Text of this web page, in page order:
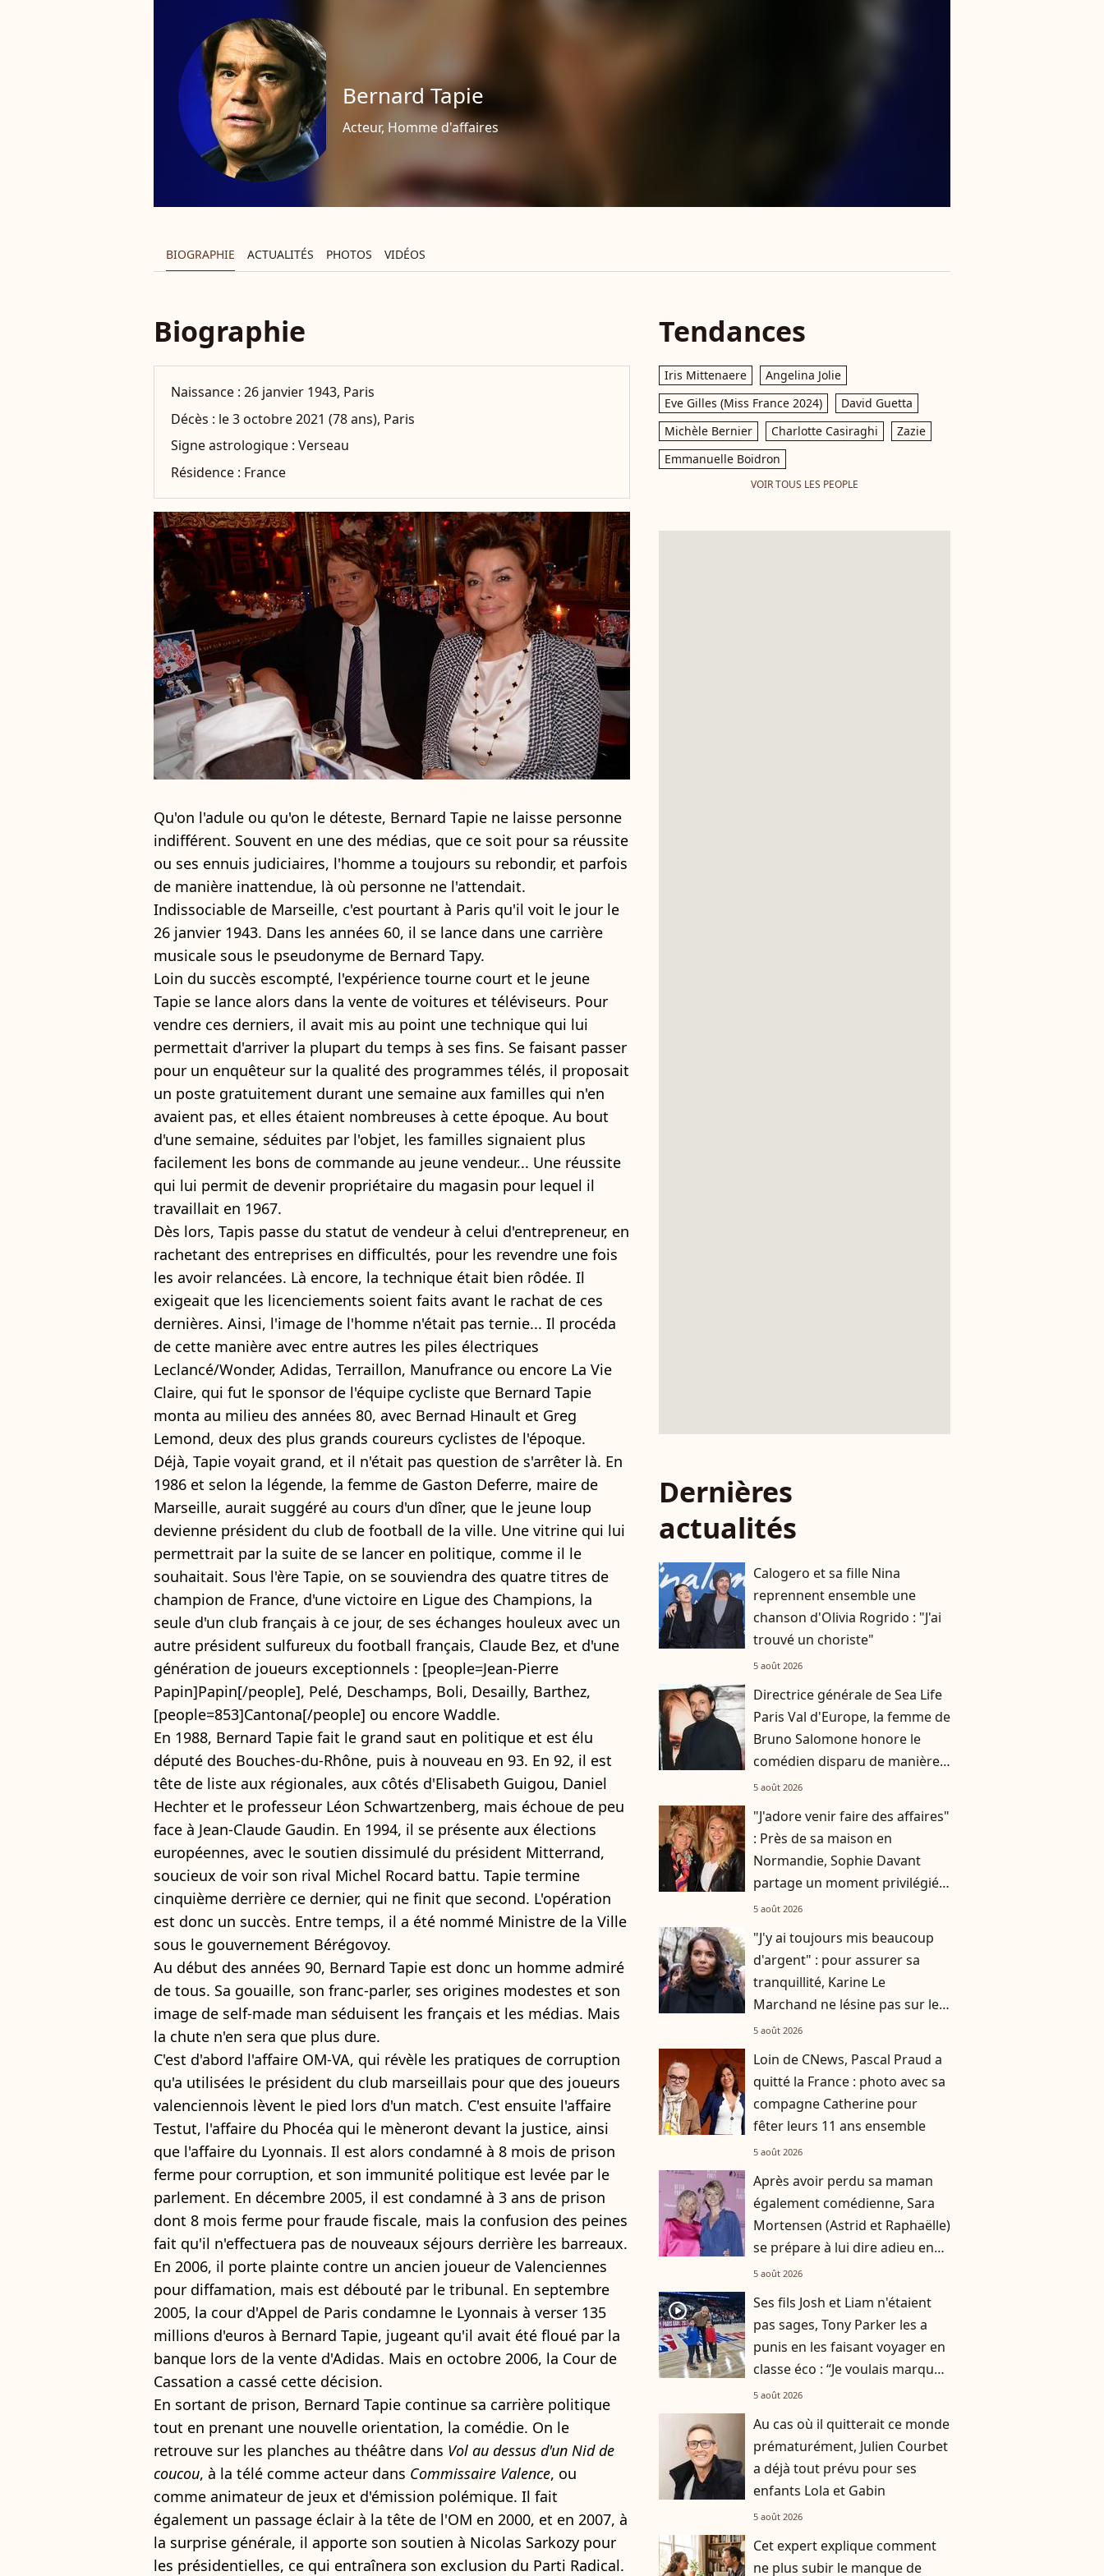
Bernard Tapie
Acteur, Homme d'affaires
BIOGRAPHIE ACTUALITÉS PHOTOS VIDÉOS
Biographie
Naissance :26 janvier 1943, Paris
Décès : le 3 octobre 2021 (78 ans), Paris
Signe astrologique :Verseau
Résidence : France
Qu'on l'adule ou qu'on le déteste, Bernard Tapie ne laisse personne
indifférent. Souvent en une des médias, que ce soit pour sa réussite
ou ses ennuis judiciaires, l'homme a toujours su rebondir, et parfois
de manière inattendue, là où personne ne l'attendait.
Indissociable de Marseille, c'est pourtant à Paris qu'il voit le jour le
26 janvier 1943. Dans les années 60, il se lance dans une carrière
musicale sous le pseudonyme de Bernard Tapy.
Loin du succès escompté, l'expérience tourne court et le jeune
Tapie se lance alors dans la vente de voitures et téléviseurs. Pour
vendre ces derniers, il avait mis au point une technique qui lui
permettait d'arriver la plupart du temps à ses fins. Se faisant passer
pour un enquêteur sur la qualité des programmes télés, il proposait
un poste gratuitement durant une semaine aux familles qui n'en
avaient pas, et elles étaient nombreuses à cette époque. Au bout
d'une semaine, séduites par l'objet, les familles signaient plus
facilement les bons de commande au jeune vendeur... Une réussite
qui lui permit de devenir propriétaire du magasin pour lequel il
travaillait en 1967.
Dès lors, Tapis passe du statut de vendeur à celui d'entrepreneur, en
rachetant des entreprises en difficultés, pour les revendre une fois
les avoir relancées. Là encore, la technique était bien rôdée. Il
exigeait que les licenciements soient faits avant le rachat de ces
dernières. Ainsi, l'image de l'homme n'était pas ternie... Il procéda
de cette manière avec entre autres les piles électriques
Leclancé/Wonder, Adidas, Terraillon, Manufrance ou encore La Vie
Claire, qui fut le sponsor de l'équipe cycliste que Bernard Tapie
monta au milieu des années 80, avec Bernad Hinault et Greg
Lemond, deux des plus grands coureurs cyclistes de l'époque.
Déjà, Tapie voyait grand, et il n'était pas question de s'arrêter là. En
1986 et selon la légende, la femme de Gaston Deferre, maire de
Marseille, aurait suggéré au cours d'un dîner, que le jeune loup
devienne président du club de football de la ville. Une vitrine qui lui
permettrait par la suite de se lancer en politique, comme il le
souhaitait. Sous l'ère Tapie, on se souviendra des quatre titres de
champion de France, d'une victoire en Ligue des Champions, la
seule d'un club français à ce jour, de ses échanges houleux avec un
autre président sulfureux du football français, Claude Bez, et d'une
génération de joueurs exceptionnels : [people=Jean-Pierre
Papin]Papin[/people], Pelé, Deschamps, Boli, Desailly, Barthez,
[people=853]Cantona[/people] ou encore Waddle.
En 1988, Bernard Tapie fait le grand saut en politique et est élu
député des Bouches-du-Rhône, puis à nouveau en 93. En 92, il est
tête de liste aux régionales, aux côtés d'Elisabeth Guigou, Daniel
Hechter et le professeur Léon Schwartzenberg, mais échoue de peu
face à Jean-Claude Gaudin. En 1994, il se présente aux élections
européennes, avec le soutien dissimulé du président Mitterrand,
soucieux de voir son rival Michel Rocard battu. Tapie termine
cinquième derrière ce dernier, qui ne finit que second. L'opération
est donc un succès. Entre temps, il a été nommé Ministre de la Ville
sous le gouvernement Bérégovoy.
Au début des années 90, Bernard Tapie est donc un homme admiré
de tous. Sa gouaille, son franc-parler, ses origines modestes et son
image de self-made man séduisent les français et les médias. Mais
la chute n'en sera que plus dure.
C'est d'abord l'affaire OM-VA, qui révèle les pratiques de corruption
qu'a utilisées le président du club marseillais pour que des joueurs
valenciennois lèvent le pied lors d'un match. C'est ensuite l'affaire
Testut, l'affaire du Phocéa qui le mèneront devant la justice, ainsi
que l'affaire du Lyonnais. Il est alors condamné à 8 mois de prison
ferme pour corruption, et son immunité politique est levée par le
parlement. En décembre 2005, il est condamné à 3 ans de prison
dont 8 mois ferme pour fraude fiscale, mais la confusion des peines
fait qu'il n'effectuera pas de nouveaux séjours derrière les barreaux.
En 2006, il porte plainte contre un ancien joueur de Valenciennes
pour diffamation, mais est débouté par le tribunal. En septembre
2005, la cour d'Appel de Paris condamne le Lyonnais à verser 135
millions d'euros à Bernard Tapie, jugeant qu'il avait été floué par la
banque lors de la vente d'Adidas. Mais en octobre 2006, la Cour de
Cassation a cassé cette décision.
En sortant de prison, Bernard Tapie continue sa carrière politique
tout en prenant une nouvelle orientation, la comédie. On le
retrouve sur les planches au théâtre dans Vol au dessus d'un Nid de
coucou, à la télé comme acteur dans Commissaire Valence, ou
comme animateur de jeux et d'émission polémique. Il fait
également un passage éclair à la tête de l'OM en 2000, et en 2007, à
la surprise générale, il apporte son soutien à Nicolas Sarkozy pour
les présidentielles, ce qui entraînera son exclusion du Parti Radical.
Tendances
Iris Mittenaere
Angelina Jolie
Eve Gilles (Miss France 2024)
David Guetta
Michèle Bernier
Charlotte Casiraghi
Zazie
Emmanuelle Boidron
VOIR TOUS LES PEOPLE
Dernières
actualités
Calogero et sa fille Nina
reprennent ensemble une
chanson d'Olivia Rogrido : "J'ai
trouvé un choriste"
5 août 2026
Directrice générale de Sea Life
Paris Val d'Europe, la femme de
Bruno Salomone honore le
comédien disparu de manière
originale
5 août 2026
"J'adore venir faire des affaires"
: Près de sa maison en
Normandie, Sophie Davant
partage un moment privilégié
avec sa fille Valentine au
5 août 2026
"J'y ai toujours mis beaucoup
d'argent" : pour assurer sa
tranquillité, Karine Le
Marchand ne lésine pas sur les
moyens
5 août 2026
Loin de CNews, Pascal Praud a
quitté la France : photo avec sa
compagne Catherine pour
fêter leurs 11 ans ensemble
5 août 2026
Après avoir perdu sa maman
également comédienne, Sara
Mortensen (Astrid et Raphaëlle)
se prépare à lui dire adieu en
Norvège
5 août 2026
player2
Ses fils Josh et Liam n'étaient
pas sages, Tony Parker les a
punis en les faisant voyager en
classe éco : “Je voulais marquer
le coup"
5 août 2026
Au cas où il quitterait ce monde
prématurément, Julien Courbet
a déjà tout prévu pour ses
enfants Lola et Gabin
5 août 2026
Cet expert explique comment
ne plus subir le manque de